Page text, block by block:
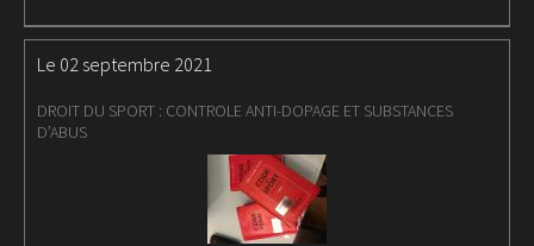
Le 02 septembre 2021
DROIT DU SPORT : CONTROLE ANTI-DOPAGE ET SUBSTANCES
D’ABUS